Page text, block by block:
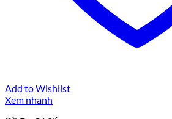
Add to Wishlist
Xem nhanh